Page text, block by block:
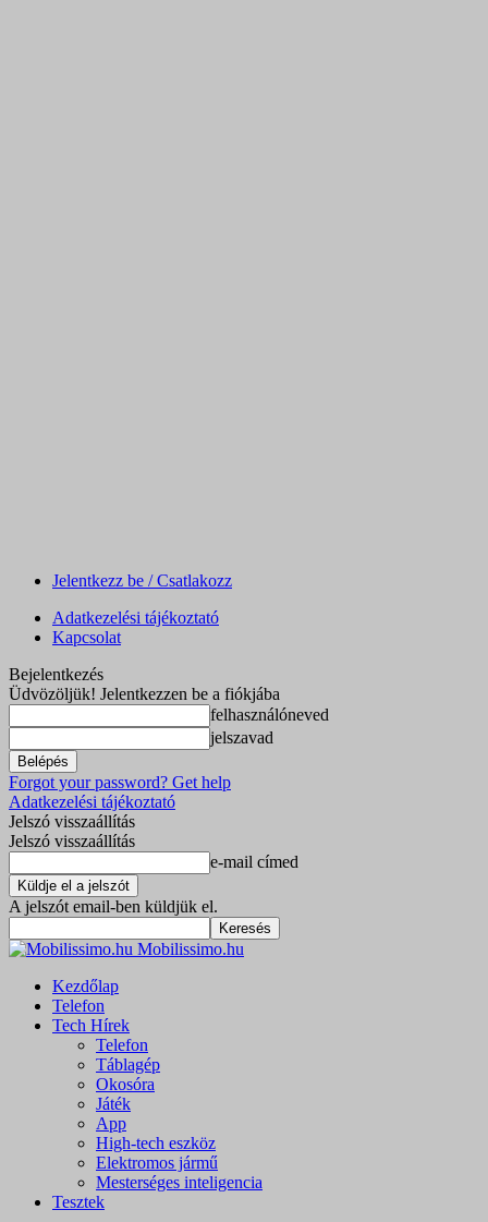
Jelentkezz be / Csatlakozz
Adatkezelési tájékoztató
Kapcsolat
Bejelentkezés
Üdvözöljük! Jelentkezzen be a fiókjába
felhasználóneved
jelszavad
Forgot your password? Get help
Adatkezelési tájékoztató
Jelszó visszaállítás
Jelszó visszaállítás
e-mail címed
A jelszót email-ben küldjük el.
Mobilissimo.hu
Kezdőlap
Telefon
Tech Hírek
Telefon
Táblagép
Okosóra
Játék
App
High-tech eszköz
Elektromos jármű
Mesterséges inteligencia
Tesztek